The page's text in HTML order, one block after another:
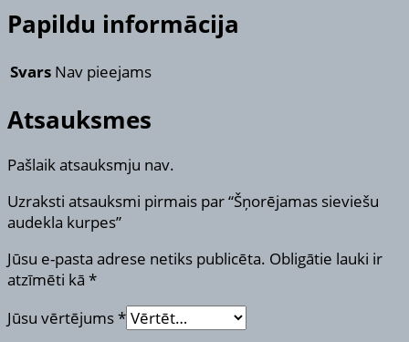
Papildu informācija
Svars Nav pieejams
Atsauksmes
Pašlaik atsauksmju nav.
Uzraksti atsauksmi pirmais par “Šņorējamas sieviešu
audekla kurpes”
Jūsu e-pasta adrese netiks publicēta. Obligātie lauki ir
atzīmēti kā *
Jūsu vērtējums*